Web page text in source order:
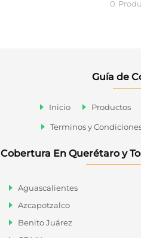
0
Guía de
Inicio Productos
Terminos y
Cobertura En Querétaro y
Aguascalientes
Azcapotzalco
Benito Juárez